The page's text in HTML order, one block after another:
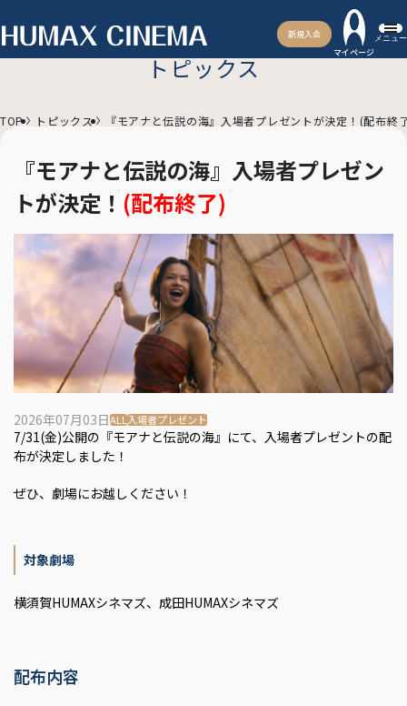
新規入会
マイページ
メニュー
トピックス
TOP トピックス 『モアナと伝説の海』入場者プレゼントが決定！(配布終
『モアナと伝説の海』入場者プレゼン
トが決定！ (配布終了)
2026年07月03日ALL入場者プレゼント
7/31(金)公開の『モアナと伝説の海』にて、入場者プレゼントの配
布が決定しました！
ぜひ、劇場にお越しください！
対象劇場
横須賀HUMAXシネマズ、成田HUMAXシネマズ
配布内容